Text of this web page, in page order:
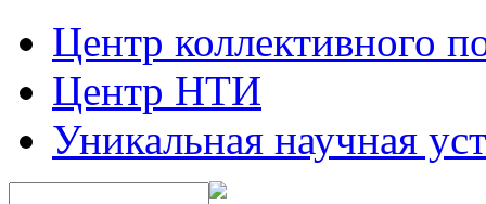
Центр коллективного
Центр НТИ
Уникальная научная